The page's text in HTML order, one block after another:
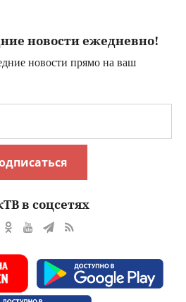
новости ежедневно!
новости прямо на ваш
в соцсетях